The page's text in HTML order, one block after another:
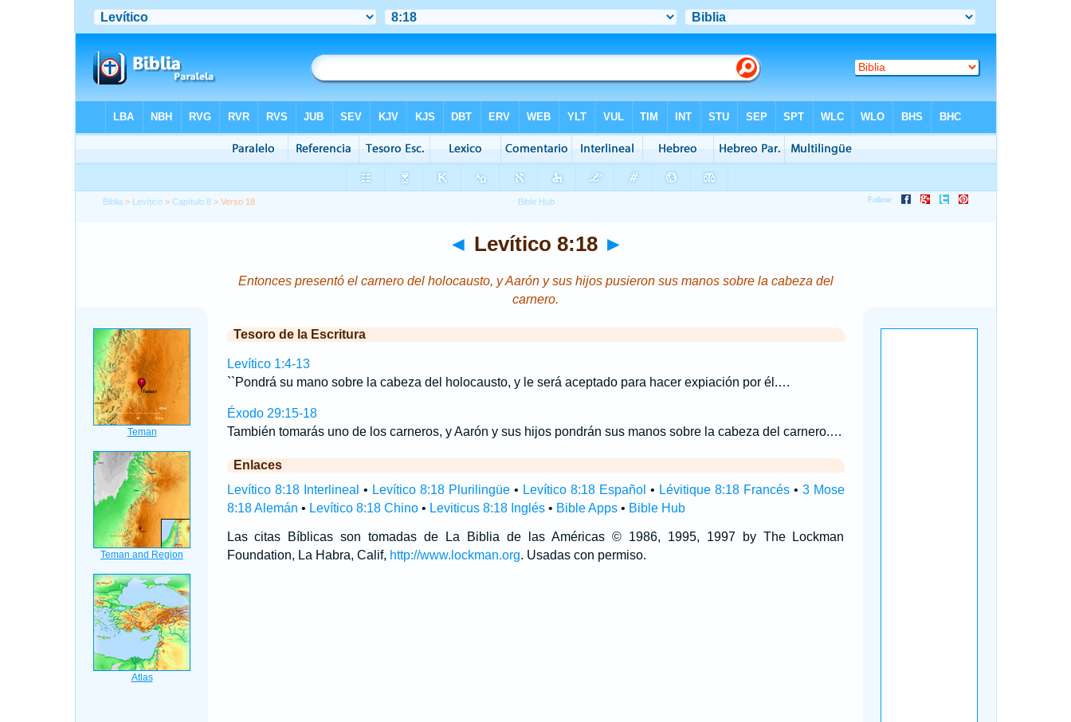
Biblia > Levítico >Capítulo 8 > Verso 18
◄ Levítico 8:18 ►
Entonces presentó el carnero del holocausto, y Aarón y sus hijos pusieron sus manos sobre la cabeza del
carnero.
Tesoro de la Escritura
Levítico 1:4-13
``Pondrá su mano sobre la cabeza del holocausto, y le será aceptado para hacer expiación por él.…
Éxodo 29:15-18
También tomarás uno de los carneros, y Aarón y sus hijos pondrán sus manos sobre la cabeza del carnero.…
Enlaces
Levítico 8:18 Interlineal • Levítico 8:18 Plurilingüe• Levítico 8:18 Español • Lévitique 8:18 Francés• 3 Mose
8:18 Alemán • Levítico 8:18 Chino• Leviticus 8:18 Inglés• Bible Apps• Bible Hub
Las citas Bíblicas son tomadas de La Biblia de las Américas © 1986, 1995, 1997 by The Lockman
Foundation, La Habra, Calif, http://www.lockman.org. Usadas con permiso.